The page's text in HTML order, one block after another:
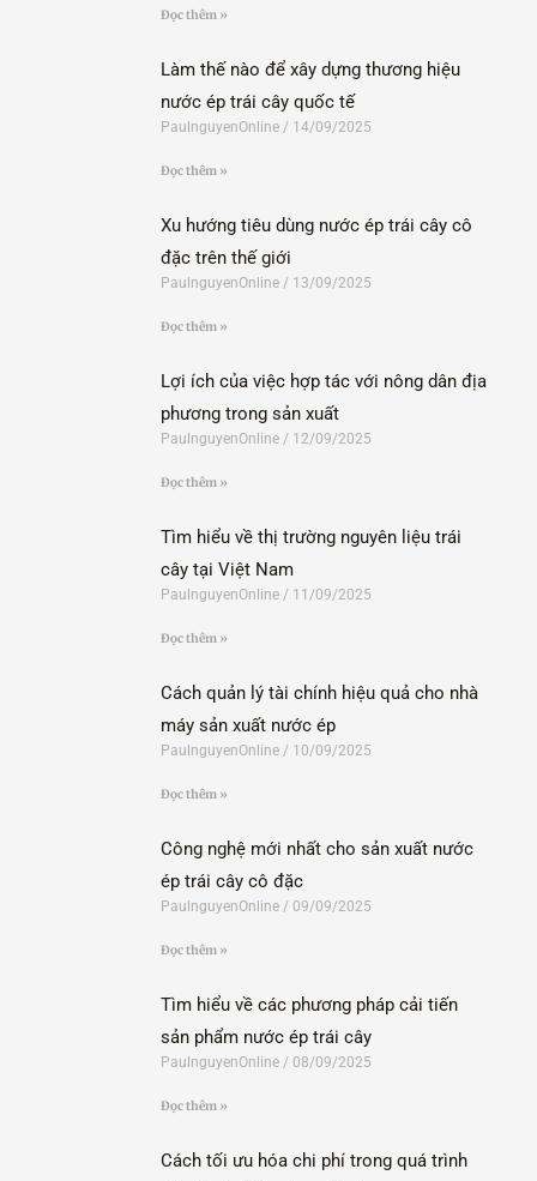
Đọc thêm »
Làm thế nào để xây dựng thương hiệu
nước ép trái cây quốc tế
PaulnguyenOnline 14/09/2025
Đọc thêm »
Xu hướng tiêu dùng nước ép trái cây cô
đặc trên thế giới
PaulnguyenOnline 13/09/2025
Đọc thêm »
Lợi ích của việc hợp tác với nông dân địa
phương trong sản xuất
PaulnguyenOnline 12/09/2025
Đọc thêm »
Tìm hiểu về thị trường nguyên liệu trái
cây tại Việt Nam
PaulnguyenOnline 11/09/2025
Đọc thêm »
Cách quản lý tài chính hiệu quả cho nhà
máy sản xuất nước ép
PaulnguyenOnline 10/09/2025
Đọc thêm »
Công nghệ mới nhất cho sản xuất nước
ép trái cây cô đặc
PaulnguyenOnline 09/09/2025
Đọc thêm »
Tìm hiểu về các phương pháp cải tiến
sản phẩm nước ép trái cây
PaulnguyenOnline 08/09/2025
Đọc thêm »
Cách tối ưu hóa chi phí trong quá trình